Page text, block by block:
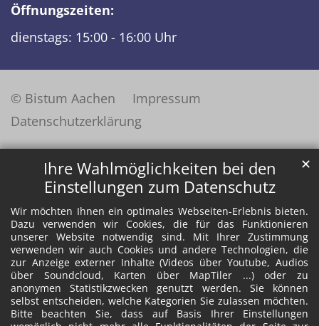
Ihre Wahlmöglichkeiten bei den
Einstellungen zum Datenschutz
Wir möchten Ihnen ein optimales Webseiten-Erlebnis bieten.
Dazu verwenden wir Cookies, die für das Funktionieren
unserer Website notwendig sind. Mit Ihrer Zustimmung
verwenden wir auch Cookies und andere Technologien, die
zur Anzeige externer Inhalte (Videos über Youtube, Audios
über Soundcloud, Karten über MapTiler ...) oder zu
anonymen Statistikzwecken genutzt werden. Sie können
selbst entscheiden, welche Kategorien Sie zulassen möchten.
Bitte beachten Sie, dass auf Basis Ihrer Einstellungen
✕
Öffnungszeiten:
dienstags: 15:00 - 16:00 Uhr
© Bistum Aachen
Impressum
Datenschutzerklärung